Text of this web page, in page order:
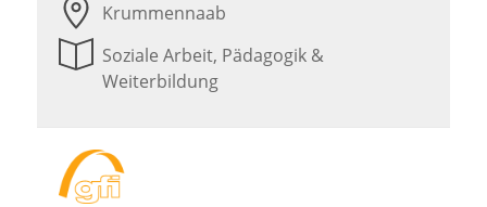
Krummennaab
Soziale Arbeit, Pädagogik &
Weiterbildung